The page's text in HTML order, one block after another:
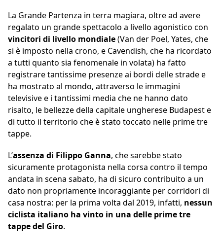
La Grande Partenza in terra magiara, oltre ad avere
regalato un grande spettacolo a livello agonistico con
vincitori di livello mondiale(Van der Poel, Yates, che
si è imposto nella crono, e Cavendish, che ha ricordato
a tutti quanto sia fenomenale in volata) ha fatto
registrare tantissime presenze ai bordi delle strade e
ha mostrato al mondo, attraverso le immagini
televisive e i tantissimi media che ne hanno dato
risalto, le bellezze della capitale ungherese Budapest e
di tutto il territorio che è stato toccato nelle prime tre
tappe.
L’assenza di Filippo Ganna, che sarebbe stato
sicuramente protagonista nella corsa contro il tempo
andata in scena sabato, ha di sicuro contribuito a un
dato non propriamente incoraggiante per corridori di
casa nostra: per la prima volta dal 2019, infatti, nessun
ciclista italiano ha vinto in una delle prime tre
tappe del Giro.